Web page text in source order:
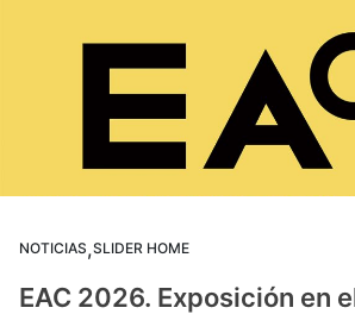
NOTICIAS,SLIDER HOME
EAC 2026. Exposición en